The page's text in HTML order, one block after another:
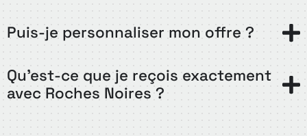
Puis-je personnaliser mon offre ?
Qu'est-ce que je reçois exactement
avec Roches Noires ?